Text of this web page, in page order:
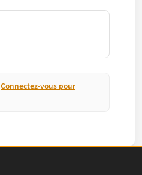
Connectez-vous pour